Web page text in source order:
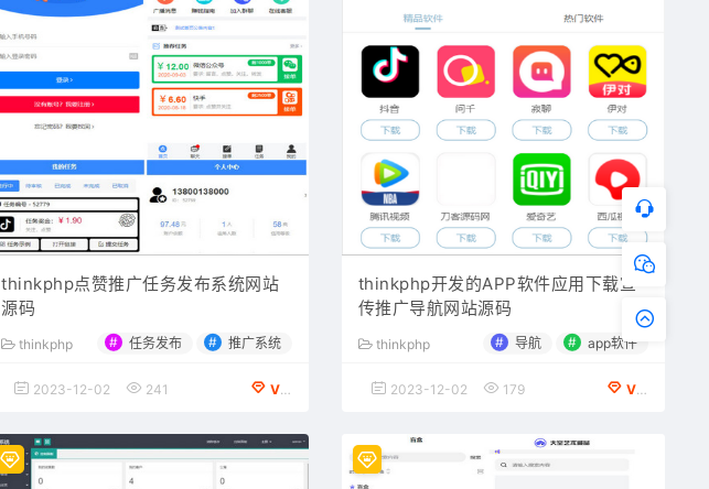
thinkphp点赞推广任务发布系统网站
源码
thinkphp # 任务发布 # 推广系统
2023-12-02 241 VIP会员专享
thinkphp开发的APP软件应用下载宣
传推广导航网站源码
thinkphp # 导航 # app软件
2023-12-02 179 VIP会员专享